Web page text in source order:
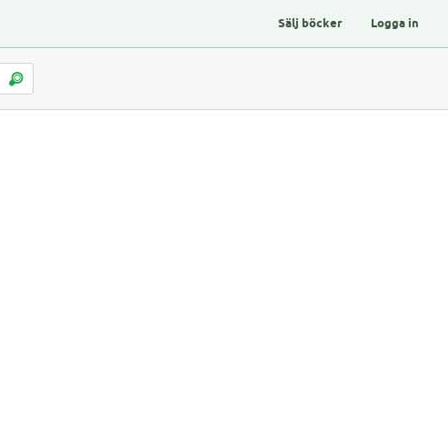
Sälj böcker Logga in